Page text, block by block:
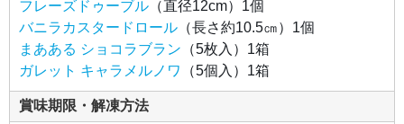
っぱ
さと
フィ
アン
ティ
ーヌ
の香
ばし
さ、
食感
フレーズドゥーブル（直径12cm）1個
バニラカスタードロール（長さ約10.5㎝）1個
まあある ショコラブラン （5枚入）1箱
ガレット キャラメルノワ （5個入）1箱
賞味期限・解凍方法